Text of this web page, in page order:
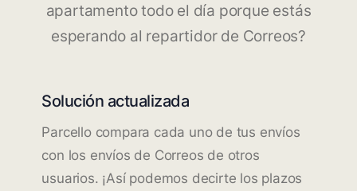
apartamento todo el día porque estás
esperando al repartidor de Correos?
Solución actualizada
Parcello compara cada uno de tus envíos
con los envíos de Correos de otros
usuarios. ¡Así podemos decirte los plazos